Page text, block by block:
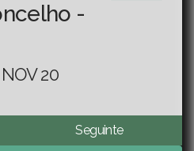
-
20
Seguinte